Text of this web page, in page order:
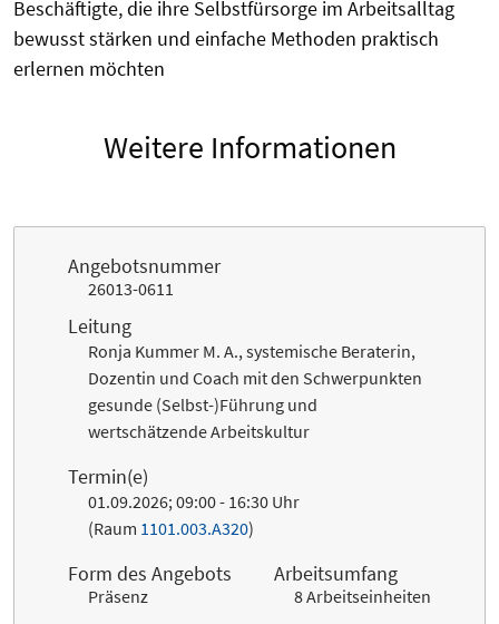
Beschäftigte, die ihre Selbstfürsorge im Arbeitsalltag
bewusst stärken und einfache Methoden praktisch
erlernen möchten
Weitere Informationen
Angebotsnummer
26013-0611
Leitung
Ronja Kummer M. A., systemische Beraterin,
Dozentin und Coach mit den Schwerpunkten
gesunde (Selbst-)Führung und
wertschätzende Arbeitskultur
Termin(e)
01.09.2026; 09:00 - 16:30 Uhr
(Raum 1101.003.A320)
Form des Angebots
Präsenz
Arbeitsumfang
8 Arbeitseinheiten